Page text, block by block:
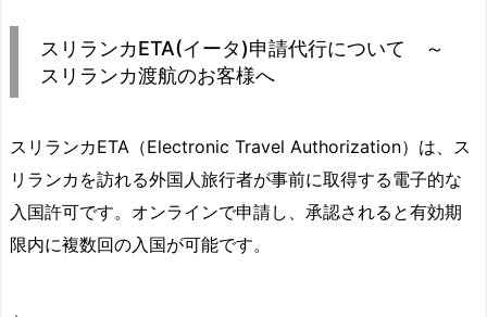
スリランカETA(イータ)申請代行について ～
スリランカ渡航のお客様へ
スリランカETA（Electronic Travel Authorization）は、ス
リランカを訪れる外国人旅行者が事前に取得する電子的な
入国許可です。オンラインで申請し、承認されると有効期
限内に複数回の入国が可能です。